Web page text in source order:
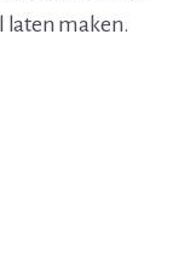
laten maken.